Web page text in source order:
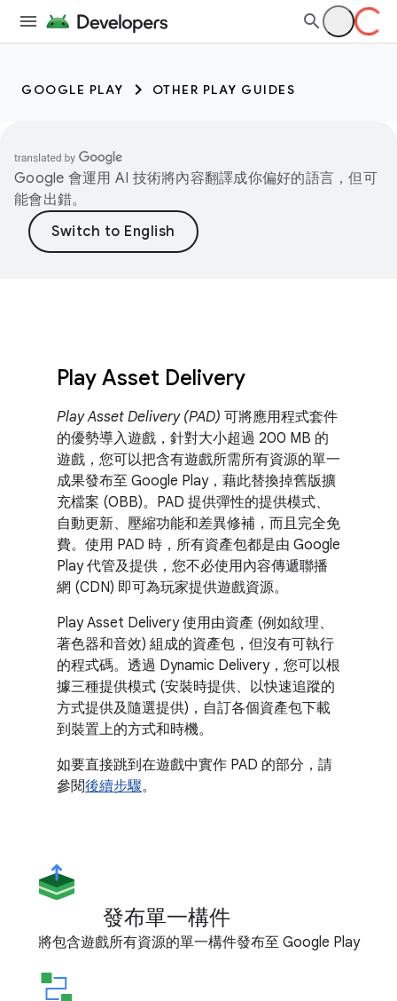
GOOGLE PLAY OTHER PLAY GUIDES
Google 會運用 AI 技術將內容翻譯成你偏好的語言，但可
能會出錯。
Play Asset Delivery
Play Asset Delivery (PAD) 可將應用程式套件
的優勢導入遊戲，針對大小超過 200 MB 的
遊戲，您可以把含有遊戲所需所有資源的單一
成果發布至 Google Play，藉此替換掉舊版擴
充檔案 (OBB)。PAD 提供彈性的提供模式、
自動更新、壓縮功能和差異修補，而且完全免
費。使用 PAD 時，所有資產包都是由 Google
Play 代管及提供，您不必使用內容傳遞聯播
網 (CDN) 即可為玩家提供遊戲資源。
Play Asset Delivery 使用由資產 (例如紋理、
著色器和音效) 組成的資產包，但沒有可執行
的程式碼。透過 Dynamic Delivery，您可以根
據三種提供模式 (安裝時提供、以快速追蹤的
方式提供及隨選提供)，自訂各個資產包下載
到裝置上的方式和時機。
如要直接跳到在遊戲中實作 PAD 的部分，請
參閱後續步驟。
發布單一構件
將包含遊戲所有資源的單一構件發布至 Google Play